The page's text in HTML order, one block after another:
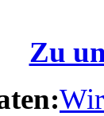
Zu